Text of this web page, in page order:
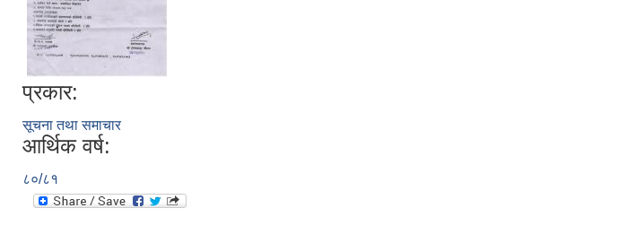
प्रकार:
सूचना तथा समाचार
आर्थिक वर्ष:
८०/८१